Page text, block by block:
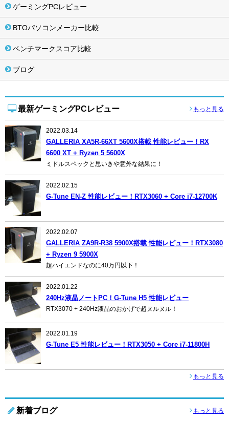
ゲーミングPCレビュー
BTOパソコンメーカー比較
ベンチマークスコア比較
ブログ
最新ゲーミングPCレビュー もっと見る
2022.03.14
GALLERIA XA5R-66XT 5600X搭載 性能レビュー！RX
6600 XT + Ryzen 5 5600X
ミドルスペックと思いきや意外な結果に！
2022.02.15
G-Tune EN-Z 性能レビュー！RTX3060 + Core i7-12700K
2022.02.07
GALLERIA ZA9R-R38 5900X搭載 性能レビュー！RTX3080
+ Ryzen 9 5900X
超ハイエンドなのに40万円以下！
2022.01.22
240Hz液晶ノートPC！G-Tune H5 性能レビュー
RTX3070 + 240Hz液晶のおかげで超ヌルヌル！
2022.01.19
G-Tune E5 性能レビュー！RTX3050 + Core i7-11800H
もっと見る
新着ブログ もっと見る